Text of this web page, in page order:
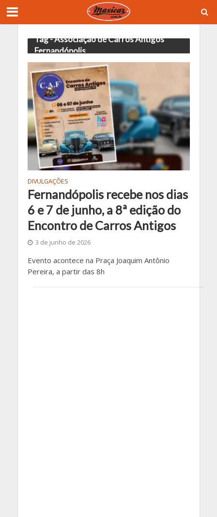
Tag - Associação de Carros Antigos
Fernandópolis
DIVULGAÇÕES
Fernandópolis recebe nos dias
6 e 7 de junho, a 8ª edição do
Encontro de Carros Antigos
3 de junho de 2026
Evento acontece na Praça Joaquim Antônio
Pereira, a partir das 8h